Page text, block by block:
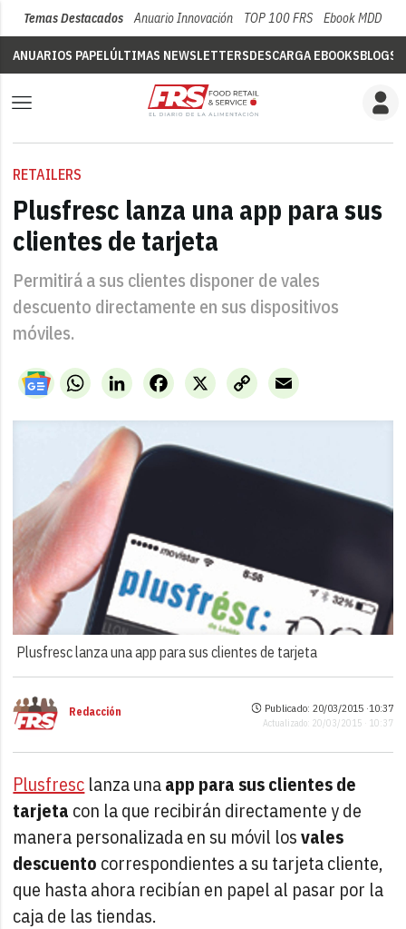
Temas Destacados Anuario Innovación TOP 100 FRS Ebook MDD
ANUARIOS PAPELÚLTIMAS NEWSLETTERSDESCARGA EBOOKSBLOGS
RETAILERS
Plusfresc lanza una app para sus
clientes de tarjeta
Permitirá a sus clientes disponer de vales
descuento directamente en sus dispositivos
móviles.
WhatsAppLinkedIn X
Facebook
Copy
Link
Email
Plusfresc lanza una app para sus clientes de tarjeta
Redacción Publicado: 20/03/2015 ·10:37
Actualizado: 20/03/2015 · 10:37
Plusfresc lanza unaapp para sus clientes de
tarjeta con la que recibirán directamente y de
manera personalizada en su móvil losvales
descuento correspondientes a su tarjeta cliente,
que hasta ahora recibían en papel al pasar por la
caja de las tiendas.